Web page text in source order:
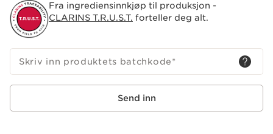
formelen* med olje fra nyperose og jojoba forener
sensorisk opplevelse med komfort.
Innovasjon
Inspirert av kryoterapi kombinerer CRYO-ACTIVE
TECHNOLOGY mentol og eterisk olje fra åkermynte.
Denne formelen gir en frisk, volumgivende cryo-effekt
og en umiddelbar følelse av svalhet ved påføring.
Fra ingrediensinnkjøp til produksjon -
CLARINS T.R.U.S.T. forteller deg alt.
Skriv inn produktets batchkode*
Send inn